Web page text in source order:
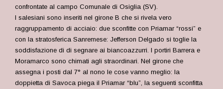
confrontate al campo Comunale di Osiglia (SV).
I salesiani sono inseriti nel girone B che si rivela vero
raggruppamento di acciaio: due sconfitte con Priamar “rossi” e
con la stratosferica Sanremese: Jefferson Delgado si toglie la
soddisfazione di di segnare ai biancoazzurri. I portiri Barrera e
Moramarco sono chimati agli straordinari. Nel girone che
assegna i posti dal 7° al nono le cose vanno meglio: la
doppietta di Savoca piega il Priamar “blu”, la seguenti sconfitta